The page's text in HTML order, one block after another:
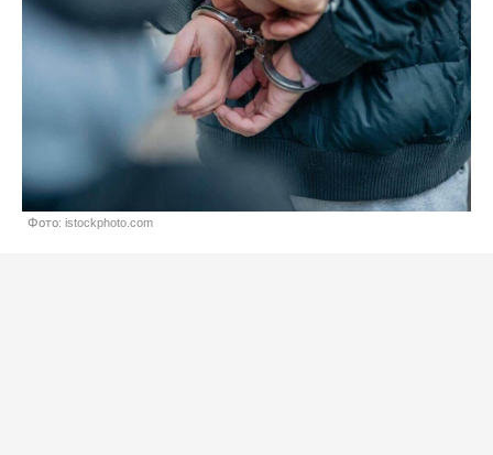
Фото: istockphoto.com